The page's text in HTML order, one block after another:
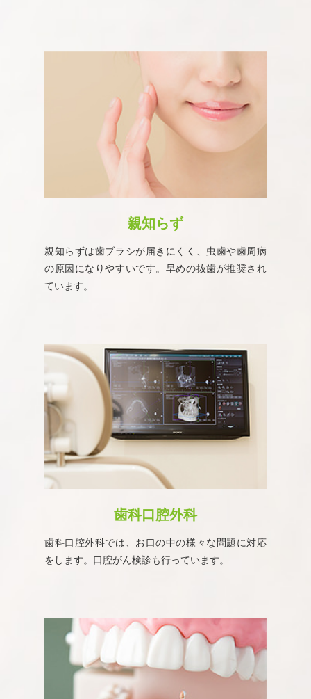
親知らず
親知らずは歯ブラシが届きにくく、虫歯や歯周病
の原因になりやすいです。早めの抜歯が推奨され
ています。
歯科口腔外科
歯科口腔外科では、お口の中の様々な問題に対応
をします。口腔がん検診も行っています。